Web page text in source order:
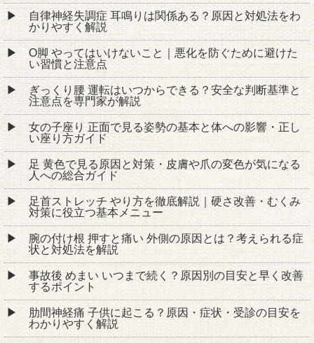
自律神経失調症 耳鳴りは関係ある？原因と対処法をわ
かりやすく解説
O脚 やってはいけないこと｜悪化を防ぐために避けた
い習慣と注意点
ぎっくり腰 運転はいつからできる？安全な判断基準と
注意点を専門家が解説
女の子座り 正面で見る姿勢の基本と体への影響・正し
い座り方ガイド
足 黄色で見る原因と対策・皮膚や爪の変色が気になる
人への総合ガイド
足首ストレッチ やり方を徹底解説｜硬さ改善・むくみ
対策に役立つ基本メニュー
腕の付け根 押すと痛い 外側の原因とは？考えられる症
状と対処法を解説
事故後 めまい いつまで続く？原因別の目安と早く改善
するポイント
肋間神経痛 子供に起こる？原因・症状・受診の目安を
わかりやすく解説